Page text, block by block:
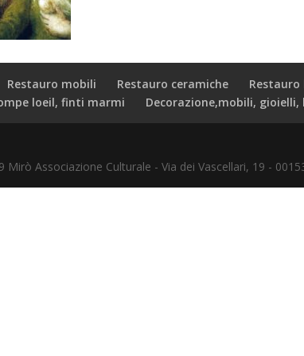
Restauro mobili Restauro ceramiche Restauro
loeil, finti marmi
Decorazione,mobili, gioielli,
Mirò Associazione Culturale - Via dei Vascellari, 19 -